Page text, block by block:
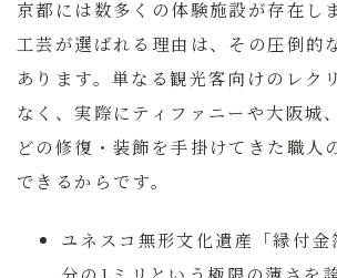
京都には数多くの体験施設が存在し
工芸が選ばれる理由は、その圧倒的
あります。単なる観光客向けのレク
なく、実際にティファニーや大阪城
どの修復・装飾を手掛けてきた職人
できるからです。
ユネスコ無形文化遺産「縁付金